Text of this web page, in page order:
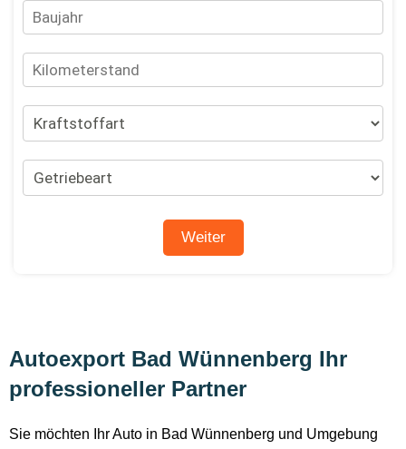
Autoexport Bad Wünnenberg Ihr
professioneller Partner
Sie möchten Ihr Auto in Bad Wünnenberg und Umgebung